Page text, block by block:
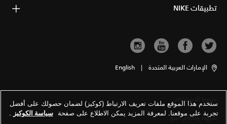
تطبيقات NIKE
الإمارات العربية المتحدة |
English
شروط الاستخدام
شروط وأحكام البيع
ستخدم هذا الموقع ملفات تعريف الارتباط (كوكيز) لضمان حصولك على أفضل
تجربة على موقعنا. لمعرفة المزيد يمكن الاطلاع على صفحة سياسة الكوكيز .